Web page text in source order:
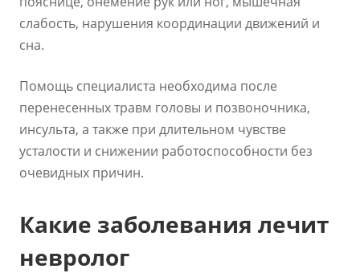
слабость, нарушения координации движений и
сна.
Помощь специалиста необходима после
перенесенных травм головы и позвоночника,
инсульта, а также при длительном чувстве
усталости и снижении работоспособности без
очевидных причин.
Какие заболевания лечит
невролог